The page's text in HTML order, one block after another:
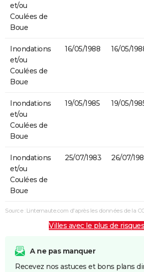
et/ou
Coulées de
Boue
Inondations
et/ou
Coulées de
Boue
16/05/1988 16/05/
Inondations
et/ou
Coulées de
Boue
19/05/1985 19/05/
Inondations
et/ou
Coulées de
Boue
25/07/1983 26/07/
Source : Linternaute.com d'après les données de la
Villes avec le plus de
A ne pas manquer
Recevez nos astuces et bons plans